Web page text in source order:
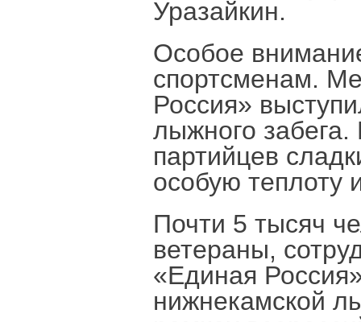
Уразайкин.
Особое
спортсменам.
Россия»
лыжного
партийцев
особую теплоту
Почти 5 тысяч
ветераны,
«Единая
нижнекамской